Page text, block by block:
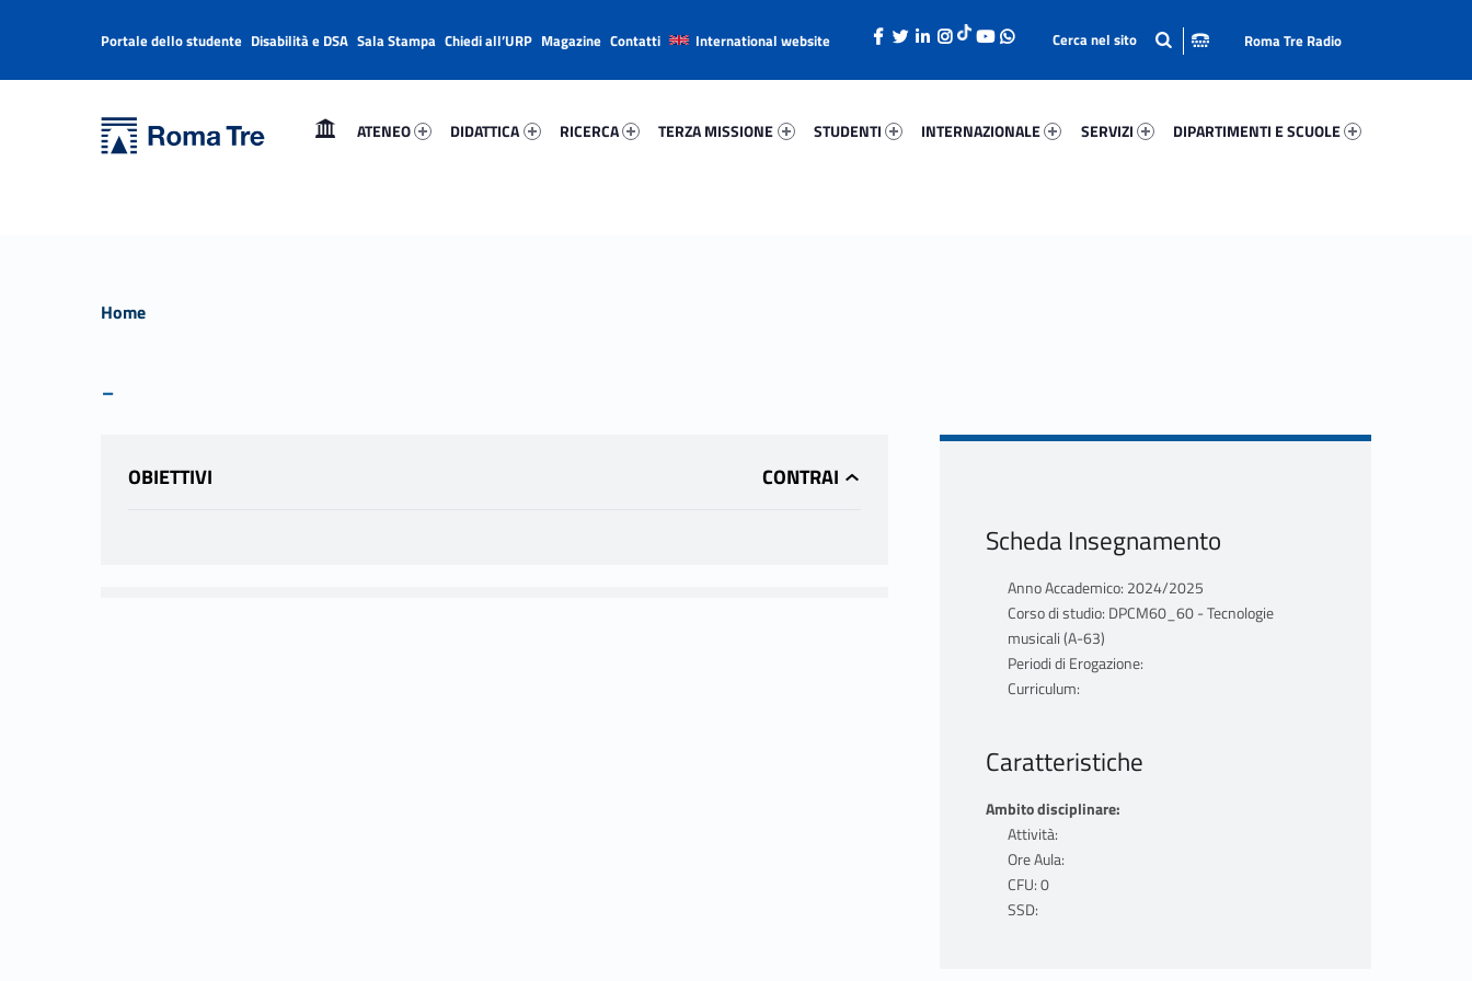
Università Roma Tre
ATENEO
DIDATTICA
RICERCA
TERZA MISSIONE
STUDENTI
INTERNAZIONALE
SERVIZI
DIPARTIMENTI E SCUOLE
Header info sidebar
Portale dello studente Disabilità e DSA Sala Stampa Chiedi all’URP Magazine Contatti International website Roma Tre Radio
Home
-
OBIETTIVI
Scheda Insegnamento
Anno Accademico: 2024/2025
Corso di studio: DPCM60_60 - Tecnologie
musicali (A-63)
Periodi di Erogazione:
Curriculum:
Caratteristiche
Ambito disciplinare:
Attività:
Ore Aula:
CFU: 0
SSD: